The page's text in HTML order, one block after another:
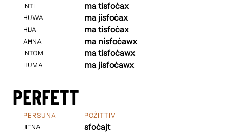
INTI
HUWA
HIJA
AĦNA
INTOM
HUMA
ma tisfoċax
ma jisfoċax
ma tisfoċax
ma nisfoċawx
ma tisfoċawx
ma jisfoċawx
PERFETT
PERSUNA
JIENA
POŻITTIV
sfoċajt